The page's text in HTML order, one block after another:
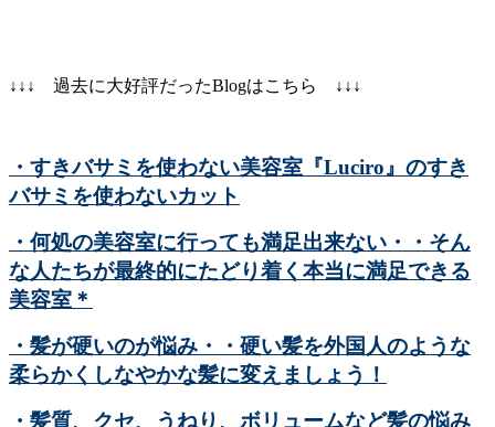
↓↓↓ 過去に大好評だったBlogはこちら ↓↓↓
・すきバサミを使わない美容室『Luciro』のすき
バサミを使わないカット
・何処の美容室に行っても満足出来ない・・そん
な人たちが最終的にたどり着く本当に満足できる
美容室＊
・髪が硬いのが悩み・・硬い髪を外国人のような
柔らかくしなやかな髪に変えましょう！
・髪質、クセ、うねり、ボリュームなど髪の悩み